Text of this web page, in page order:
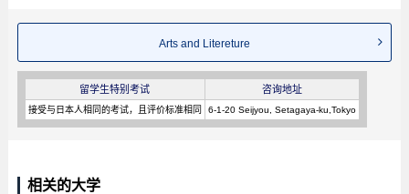
Arts and Litereture
留学生特别考试 咨询地址
接受与日本人相同的考试，且评价标准相同 6-1-20 Seijyou, Setagaya-ku,Tokyo
相关的大学